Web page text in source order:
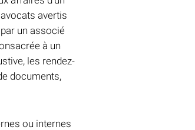
avertis
un associé
à un
les rendez-
documents,
ou internes